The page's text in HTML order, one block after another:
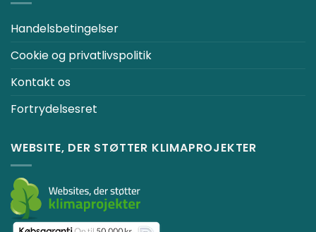
Handelsbetingelser
Cookie og privatlivspolitik
Kontakt os
Fortrydelsesret
WEBSITE, DER STØTTER KLIMAPROJEKTER